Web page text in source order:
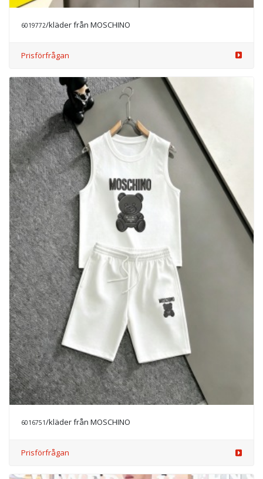
6019772/kläder från MOSCHINO
Prisförfrågan
6016751/kläder från MOSCHINO
Prisförfrågan